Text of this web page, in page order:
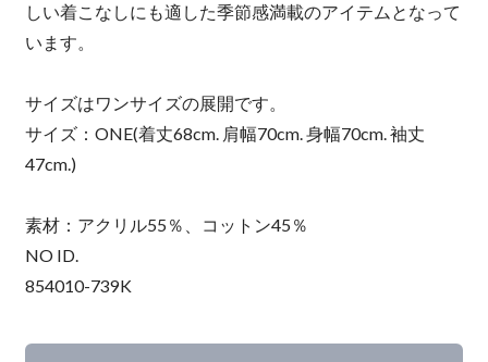
しい着こなしにも適した季節感満載のアイテムとなって
います。
サイズはワンサイズの展開です。
サイズ：ONE(着丈68cm. 肩幅70cm. 身幅70cm. 袖丈
47cm.)
素材：アクリル55％、コットン45％
NO ID.
854010-739K